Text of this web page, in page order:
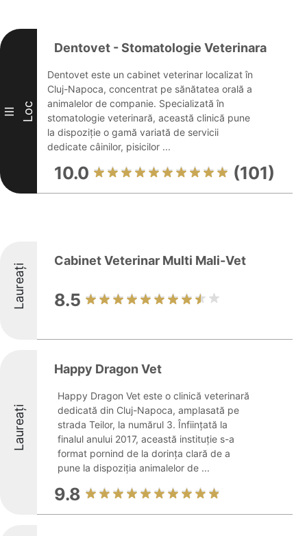
III Loc
Dentovet - Stomatologie Veterinara
Dentovet este un cabinet veterinar localizat în
Cluj-Napoca, concentrat pe sănătatea orală a
animalelor de companie. Specializată în
stomatologie veterinară, această clinică pune
la dispoziție o gamă variată de servicii
dedicate câinilor, pisicilor ...
10.0 (101)
Laureați
Cabinet Veterinar Multi Mali-Vet
8.5
Laureați
Happy Dragon Vet
Happy Dragon Vet este o clinică veterinară
dedicată din Cluj-Napoca, amplasată pe
strada Teilor, la numărul 3. Înființată la
finalul anului 2017, această instituție s-a
format pornind de la dorința clară de a
pune la dispoziția animalelor de ...
9.8